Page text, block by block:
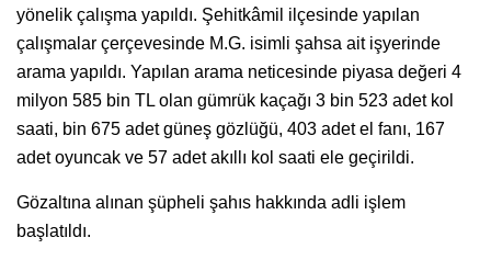
yönelik çalışma yapıldı. Şehitkâmil ilçesinde yapılan
çalışmalar çerçevesinde M.G. isimli şahsa ait işyerinde
arama yapıldı. Yapılan arama neticesinde piyasa değeri 4
milyon 585 bin TL olan gümrük kaçağı 3 bin 523 adet kol
saati, bin 675 adet güneş gözlüğü, 403 adet el fanı, 167
adet oyuncak ve 57 adet akıllı kol saati ele geçirildi.
Gözaltına alınan şüpheli şahıs hakkında adli işlem
başlatıldı.